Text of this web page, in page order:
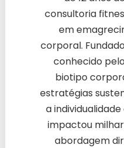
consultoria
em
corporal.
conhecido
biotipo
estratégias
a
impactou
abordagem